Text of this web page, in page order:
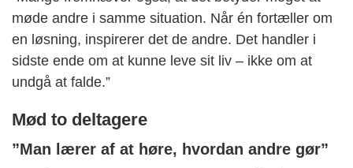
møde andre i samme situation. Når én fortæller om
en løsning, inspirerer det de andre. Det handler i
sidste ende om at kunne leve sit liv – ikke om at
undgå at falde.”
Mød to deltagere
”Man lærer af at høre, hvordan andre gør”